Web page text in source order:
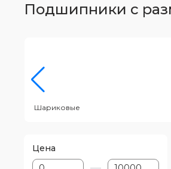
Подшипники с
Шариковые
Цена